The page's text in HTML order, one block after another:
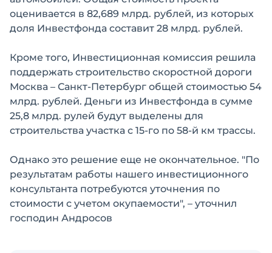
оценивается в 82,689 млрд. рублей, из которых
доля Инвестфонда составит 28 млрд. рублей.
Кроме того, Инвестиционная комиссия решила
поддержать строительство скоростной дороги
Москва – Санкт-Петербург общей стоимостью 54
млрд. рублей. Деньги из Инвестфонда в сумме
25,8 млрд. рулей будут выделены для
строительства участка с 15-го по 58-й км трассы.
Однако это решение еще не окончательное. "По
результатам работы нашего инвестиционного
консультанта потребуются уточнения по
стоимости с учетом окупаемости", – уточнил
господин Андросов